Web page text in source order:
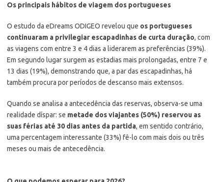
Os principais hábitos de viagem dos portugueses
O estudo da eDreams ODIGEO revelou que os portugueses
continuaram a privilegiar escapadinhas de curta duração, com
as viagens com entre 3 e 4 dias a liderarem as preferências (39%).
Em segundo lugar surgem as estadias mais prolongadas, entre 7 e
13 dias (19%), demonstrando que, a par das escapadinhas, há
também procura por períodos de descanso mais extensos.
Quando se analisa a antecedência das reservas, observa-se uma
realidade díspar: se metade dos viajantes (50%) reservou as
suas férias até 30 dias antes da partida, em sentido contrário,
uma percentagem interessante (33%) fê-lo com mais dois ou três
meses ou mais de antecedência.